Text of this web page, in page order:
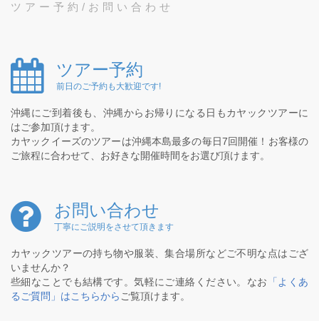
ツアー予約/お問い合わせ
ツアー予約
前日のご予約も大歓迎です!
沖縄にご到着後も、沖縄からお帰りになる日もカヤックツアーに
はご参加頂けます。
カヤックイーズのツアーは沖縄本島最多の毎日7回開催！お客様の
ご旅程に合わせて、お好きな開催時間をお選び頂けます。
お問い合わせ
丁寧にご説明をさせて頂きます
カヤックツアーの持ち物や服装、集合場所などご不明な点はござ
いませんか？
些細なことでも結構です。気軽にご連絡ください。なお
「よくあ
るご質問」はこちらから ご覧頂けます。